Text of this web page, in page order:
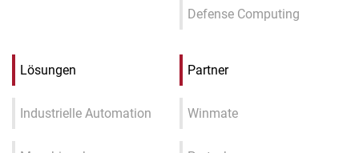
Defense Computing
Lösungen
Industrielle Automation
Partner
Winmate